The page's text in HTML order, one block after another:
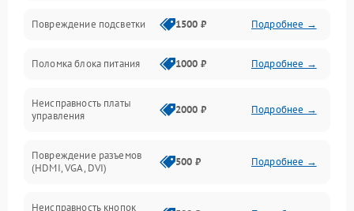
Неисправность звука
Механические повреждения
Повреждение подсветки 1500 ₽ Подробнее →
Поломка блока питания 1000 ₽ Подробнее →
Неисправность платы
управления
2000 ₽ Подробнее →
Повреждение разъемов
(HDMI, VGA, DVI)
500 ₽ Подробнее →
Неисправность кнопок